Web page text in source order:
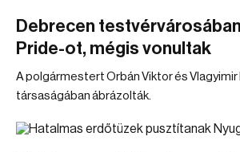
Debrecen
Pride-ot, mégis vonultak
A polgármestert Orbán Viktor és Vlagyimir
társaságában ábrázolták.